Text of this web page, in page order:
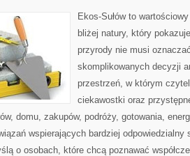
Ekos-Sułów to
bliżej natury, który
przyrody nie musi
skomplikowanych decyzji
przestrzeń, w którym
ciekawostki oraz
domu, zakupów, podróży, gotowania,
wspierających bardziej odpowiedzialny
o osobach, które chcą poznawać